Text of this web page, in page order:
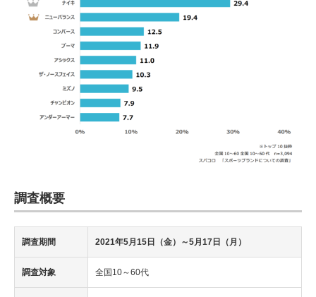
調査概要
調査期間 2021年5月15日（金）～5月17日（月）
調査対象 全国10～60代